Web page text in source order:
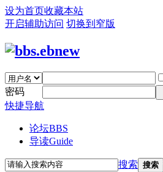
设为首页收藏本站
开启辅助访问 切换到窄版
密码
快捷导航
论坛BBS
导读Guide
搜索 搜索